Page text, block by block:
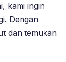
kami ingin
Dengan
dan temukan